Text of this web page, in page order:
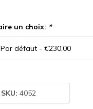
un choix: *
SKU: 4052